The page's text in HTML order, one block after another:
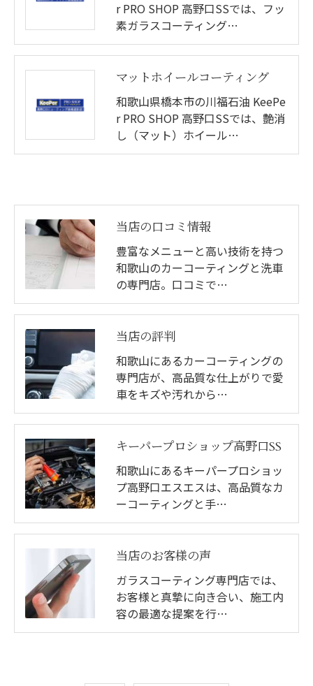
r PRO SHOP 高野口SSでは、フッ
素ガラスコーティング…
マットホイールコーティング
和歌山県橋本市の川福石油 KeePe
r PRO SHOP 高野口SSでは、艶消
し（マット）ホイール…
当店の口コミ情報
豊富なメニューと高い技術を持つ
和歌山のカーコーティングと洗車
の専門店。口コミで…
当店の評判
和歌山にあるカーコーティングの
専門店が、高品質な仕上がりで愛
車をキズや汚れから…
キーパープロショップ高野口SS
和歌山にあるキーパープロショッ
プ高野口エスエスは、高品質なカ
ーコーティングと手…
当店のお客様の声
ガラスコーティング専門店では、
お客様と真摯に向き合い、施工内
容の最適な提案を行…